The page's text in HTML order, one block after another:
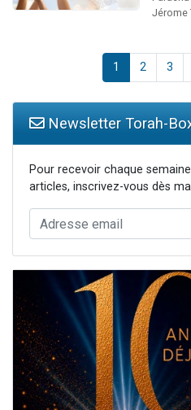
Jérome
1 2 3
Newsletter Torah-
Pour recevoir chaque
articles, inscrivez-vous dès